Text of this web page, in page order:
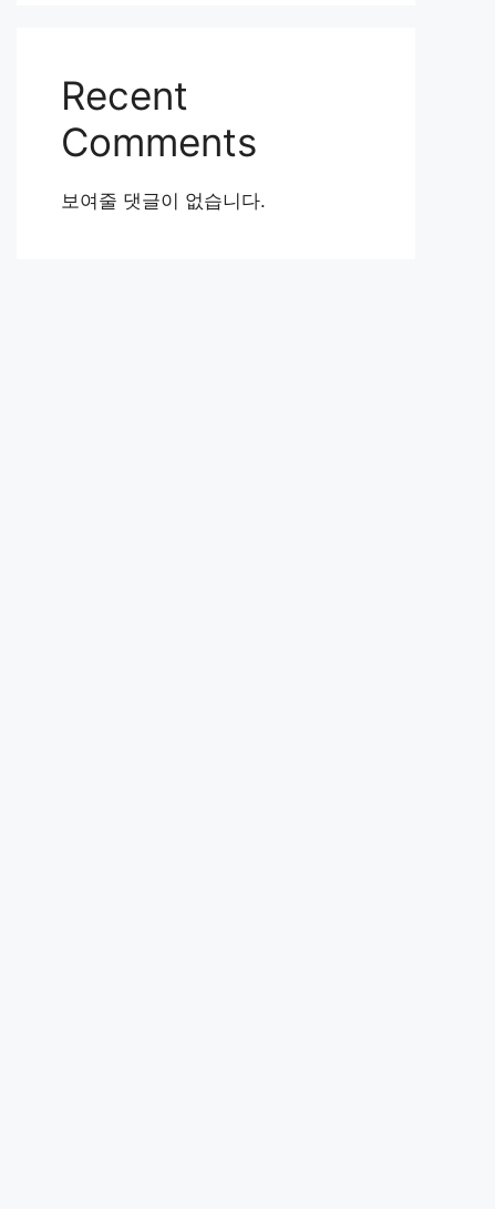
Recent
Comments
보여줄 댓글이 없습니다.